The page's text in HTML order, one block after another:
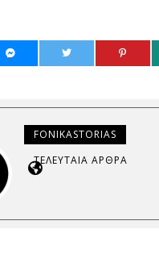
FONIKASTORIAS
ΤΕΛΕΥΤΑΊΑ ΆΡΘΡΑ